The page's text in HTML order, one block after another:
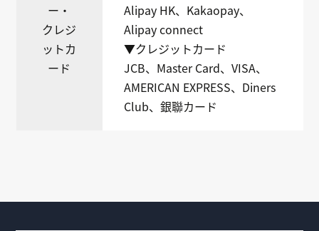
ー・
クレジ
ットカ
ード
Alipay HK、Kakaopay、
Alipay connect
▼クレジットカード
JCB、Master Card、VISA、
AMERICAN EXPRESS、Diners
Club、銀聯カード